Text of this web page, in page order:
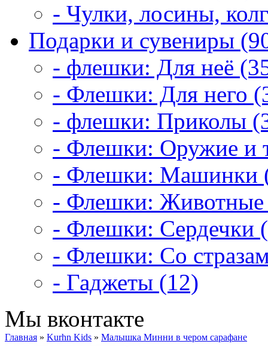
- Чулки, лосины,
Подарки и сувениры
- флешки: Для неё
- Флешки: Для него
- флешки: Приколы
- Флешки: Оружие и
- Флешки: Машинки
- Флешки: Животные
- Флешки: Сердечки
- Флешки: Со
- Гаджеты (12)
Мы вконтакте
Главная » Kurhn Kids » Малышка Минни в чером сарафане